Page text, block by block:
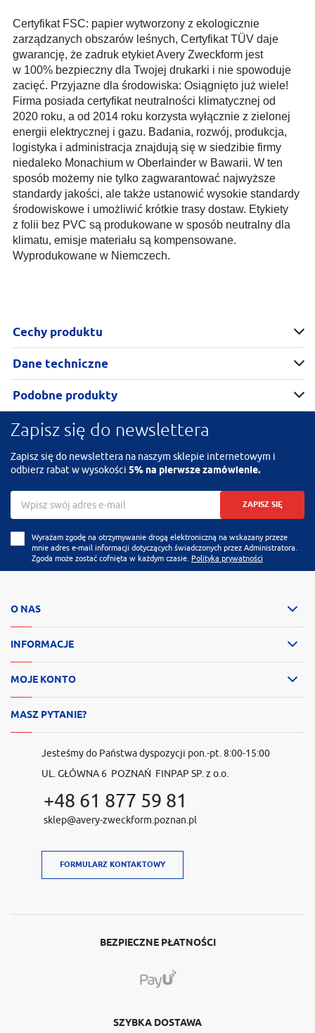
Certyfikat FSC: papier wytworzony z ekologicznie
zarządzanych obszarów leśnych, Certyfikat TÜV daje
gwarancję, że zadruk etykiet Avery Zweckform jest
w 100% bezpieczny dla Twojej drukarki i nie spowoduje
zacięć. Przyjazne dla środowiska: Osiągnięto już wiele!
Firma posiada certyfikat neutralności klimatycznej od
2020 roku, a od 2014 roku korzysta wyłącznie z zielonej
energii elektrycznej i gazu. Badania, rozwój, produkcja,
logistyka i administracja znajdują się w siedzibie firmy
niedaleko Monachium w Oberlainder w Bawarii. W ten
sposób możemy nie tylko zagwarantować najwyższe
standardy jakości, ale także ustanowić wysokie standardy
środowiskowe i umożliwić krótkie trasy dostaw. Etykiety
z folii bez PVC są produkowane w sposób neutralny dla
klimatu, emisje materiału są kompensowane.
Wyprodukowane w Niemczech.
Cechy produktu
Dane techniczne
Podobne produkty
Zapisz się do newslettera
Zapisz się do newslettera na naszym sklepie internetowym i
odbierz rabat w wysokości 5% na pierwsze zamówienie.
ZAPISZ SIĘ
Wyrażam zgodę na otrzymywanie drogą elektroniczną na wskazany przeze
mnie adres e-mail informacji dotyczących świadczonych przez Administratora.
Zgoda może zostać cofnięta w każdym czasie. Polityka prywatności
O NAS
INFORMACJE
MOJE KONTO
MASZ PYTANIE?
Jesteśmy do Państwa dyspozycji pon.-pt. 8:00-15:00
UL. GŁÓWNA 6 POZNAŃ FINPAP SP. z o.o.
+48 61 877 59 81
sklep@avery-zweckform.poznan.pl
FORMULARZ KONTAKTOWY
BEZPIECZNE PŁATNOŚCI
SZYBKA DOSTAWA